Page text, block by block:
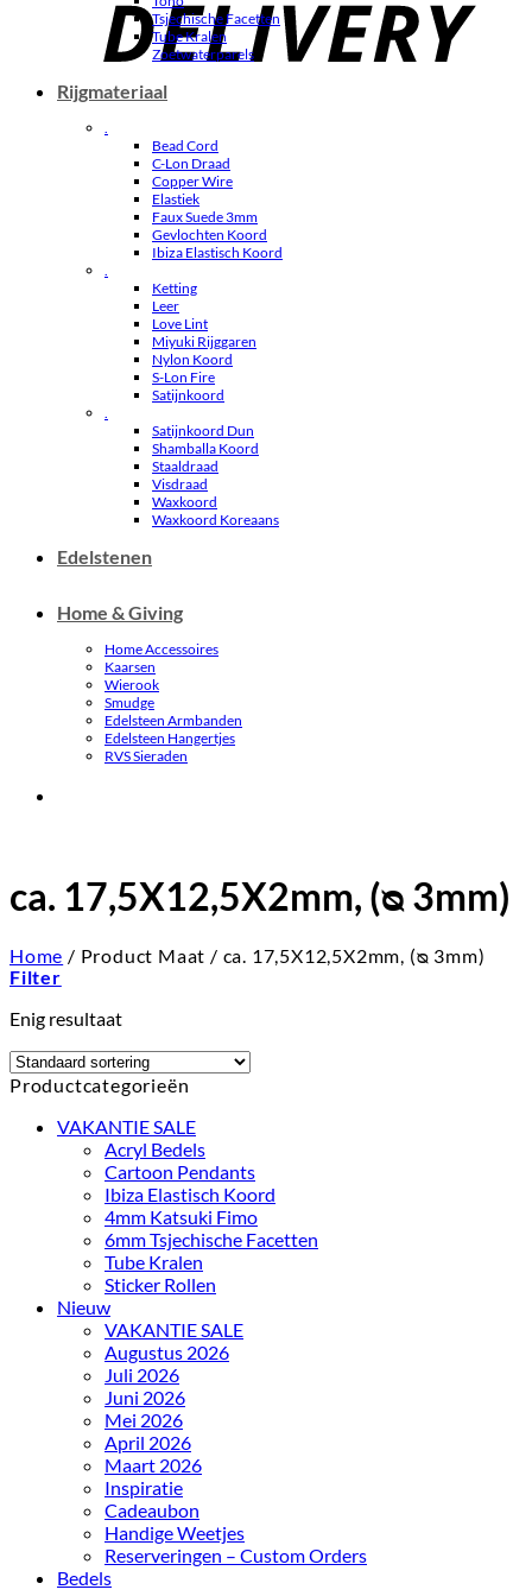
Tsjechische Facetten
Tube Kralen
Zoetwaterparels
Rijgmateriaal
.
Bead Cord
C-Lon Draad
Copper Wire
Elastiek
Faux Suede 3mm
Gevlochten Koord
Ibiza Elastisch Koord
.
Ketting
Leer
Love Lint
Miyuki Rijggaren
Nylon Koord
S-Lon Fire
Satijnkoord
.
Satijnkoord Dun
Shamballa Koord
Staaldraad
Visdraad
Waxkoord
Waxkoord Koreaans
Edelstenen
Home & Giving
Home Accessoires
Kaarsen
Wierook
Smudge
Edelsteen Armbanden
Edelsteen Hangertjes
RVS Sieraden
ca. 17,5X12,5X2mm, (ᴓ 3mm)
Home / Product Maat / ca. 17,5X12,5X2mm, (ᴓ 3mm)
Filter
Enig resultaat
Productcategorieën
VAKANTIE SALE
Acryl Bedels
Cartoon Pendants
Ibiza Elastisch Koord
4mm Katsuki Fimo
6mm Tsjechische Facetten
Tube Kralen
Sticker Rollen
Nieuw
VAKANTIE SALE
Augustus 2026
Juli 2026
Juni 2026
Mei 2026
April 2026
Maart 2026
Inspiratie
Cadeaubon
Handige Weetjes
Reserveringen – Custom Orders
Bedels